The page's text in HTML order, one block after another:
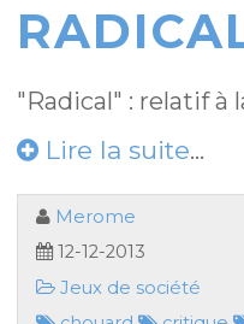
"Radical" : relatif à
Lire la suite...
Merome
12-12-2013
Jeux de société